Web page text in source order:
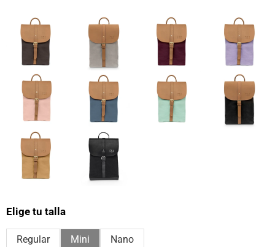
Elige tu talla
Regular Mini Nano